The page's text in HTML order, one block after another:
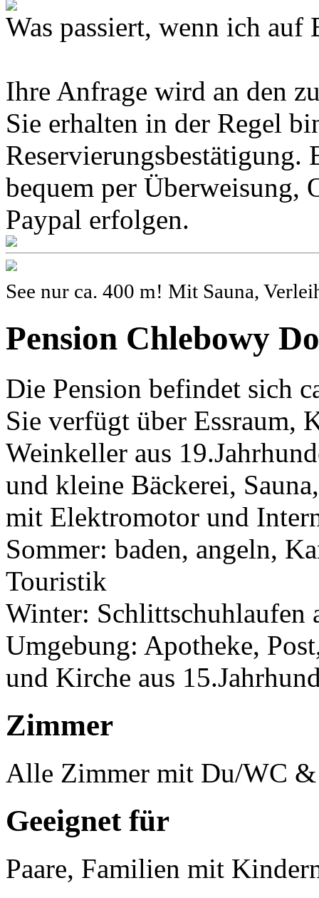
Was passiert, wenn ich
Ihre Anfrage wird an den
Sie erhalten in der Regel
Reservierungsbestätigung.
bequem per Überweisung,
Paypal erfolgen.
See nur ca. 400 m! Mit Sauna,
Pension Chlebowy
Die Pension befindet sich
Sie verfügt über Essraum,
Weinkeller aus
und kleine Bäckerei,
mit Elektromotor und
Sommer: baden, angeln,
Touristik
Winter: Schlittschuhlaufen
Umgebung: Apotheke,
und Kirche aus
Zimmer
Alle Zimmer mit Du/WC
Geeignet für
Paare, Familien mit